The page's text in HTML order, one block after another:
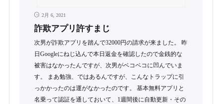
2月 6, 2021
詐欺アプリ許すまじ
次男が詐欺アプリを踏んで32000円の請求が来ました。 昨
日Googleにねじ込んで本日返金を確認したので金銭的な
被害はなかったんですが、次男がベコベコに凹んでいま
す。 まあ勉強、ではあるんですが、こんなトラップに引
っかかったのは運がなかったのです。 基本無料アプリと
名乗って認証を通しておいて、1週間後に自動更新・その